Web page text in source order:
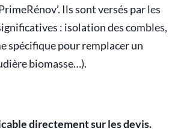
Ils sont versés par les
: isolation des combles,
spécifique pour remplacer un
biomasse…).
directement sur les devis.